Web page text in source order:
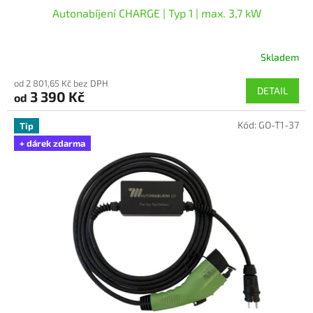
Autonabíjení CHARGE | Typ 1 | max. 3,7 kW
produktu
je
5,0
5
hvězdiček.
Skladem
od 2 801,65 Kč bez DPH
od 3 390 Kč DETAIL
Tip
+ dárek zdarma
Kód: GO-T1-37